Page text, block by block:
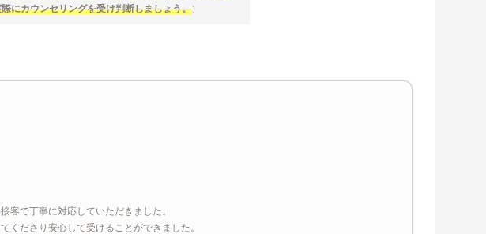
にカウンセリングを受け判断しましょう。）
客で丁寧に対応していただきました。
くださり安心して受けることができました。